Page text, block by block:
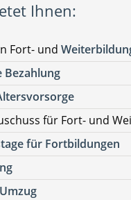
Ihnen:
Fort- und
Bezahlung
für Fort- und
für Fortbildungen
Umzug